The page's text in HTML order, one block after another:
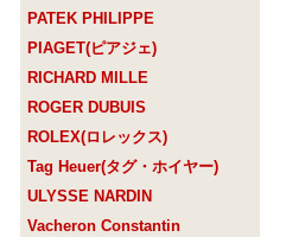
PATEK PHILIPPE
PIAGET(ピアジェ)
RICHARD MILLE
ROGER DUBUIS
ROLEX(ロレックス)
Tag Heuer(タグ・ホイヤー)
ULYSSE NARDIN
Vacheron Constantin